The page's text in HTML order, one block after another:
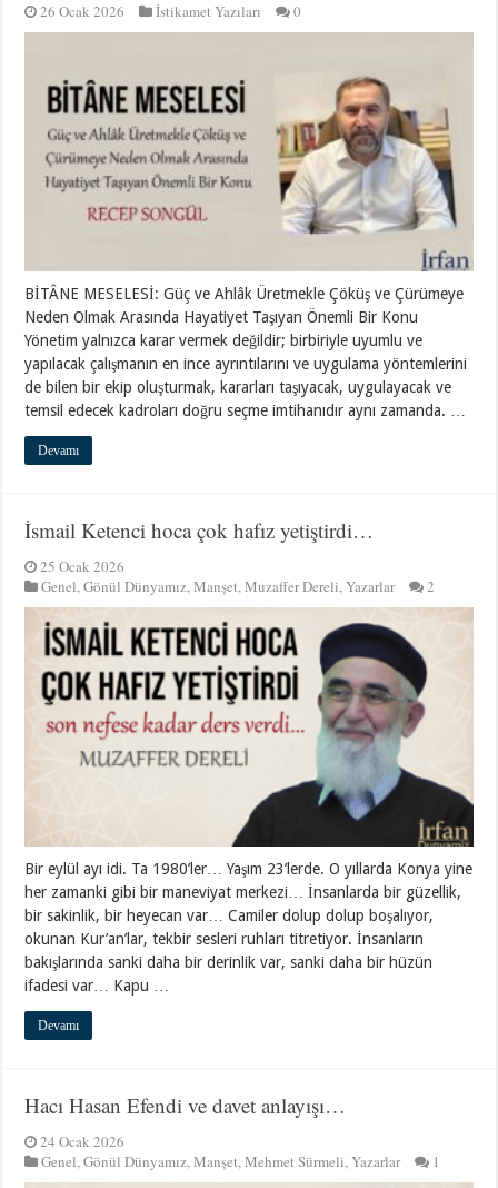
26 Ocak 2026 İstikamet Yazıları 0
BİTÂNE MESELESİ: Güç ve Ahlâk Üretmekle Çöküş ve Çürümeye
Neden Olmak Arasında Hayatiyet Taşıyan Önemli Bir Konu
Yönetim yalnızca karar vermek değildir; birbiriyle uyumlu ve
yapılacak çalışmanın en ince ayrıntılarını ve uygulama yöntemlerini
de bilen bir ekip oluşturmak, kararları taşıyacak, uygulayacak ve
temsil edecek kadroları doğru seçme imtihanıdır aynı zamanda. …
Devamı
İsmail Ketenci hoca çok hafız yetiştirdi…
25 Ocak 2026
Genel,Gönül Dünyamız,Manşet,Muzaffer Dereli,Yazarlar 2
Bir eylül ayı idi. Ta 1980’ler… Yaşım 23’lerde. O yıllarda Konya yine
her zamanki gibi bir maneviyat merkezi… İnsanlarda bir güzellik,
bir sakinlik, bir heyecan var… Camiler dolup dolup boşalıyor,
okunan Kur’an’lar, tekbir sesleri ruhları titretiyor. İnsanların
bakışlarında sanki daha bir derinlik var, sanki daha bir hüzün
ifadesi var… Kapu …
Devamı
Hacı Hasan Efendi ve davet anlayışı…
24 Ocak 2026
Genel,Gönül Dünyamız,Manşet,Mehmet Sürmeli,Yazarlar 1